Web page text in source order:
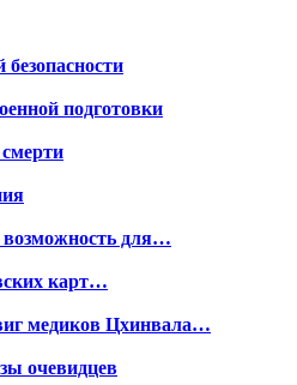
подготовки
возможность для…
карт…
медиков Цхинвала…
очевидцев